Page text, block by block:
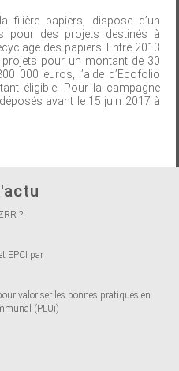
filière papiers, dispose d’un
pour des projets destinés à
des papiers. Entre 2013
projets pour un montant de 30
000 euros, l’aide d’Ecofolio
éligible. Pour la campagne
avant le 15 juin 2017 à
?
EPCI par
valoriser les bonnes pratiques en
(PLUi)